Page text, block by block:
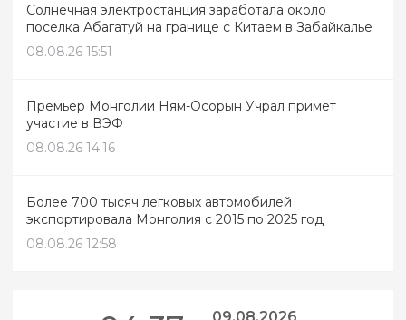
Солнечная электростанция заработала около
поселка Абагатуй на границе с Китаем в Забайкалье
08.08.26 15:51
Премьер Монголии Ням-Осорын Учрал примет
участие в ВЭФ
08.08.26 14:16
Более 700 тысяч легковых автомобилей
экспортировала Монголия с 2015 по 2025 год
08.08.26 12:58